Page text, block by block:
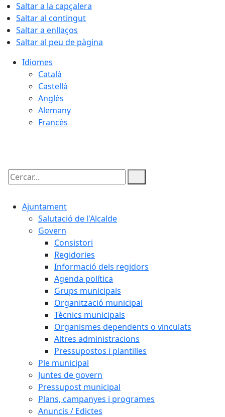
Saltar a la capçalera
Saltar al contingut
Saltar a enllaços
Saltar al peu de pàgina
Idiomes
Català
Castellà
Anglès
Alemany
Francès
Cercar:
Ajuntament
Salutació de l'Alcalde
Govern
Consistori
Regidories
Informació dels regidors
Agenda política
Grups municipals
Organització municipal
Tècnics municipals
Organismes dependents o vinculats
Altres administracions
Pressupostos i plantilles
Ple municipal
Juntes de govern
Pressupost municipal
Plans, campanyes i programes
Anuncis / Edictes